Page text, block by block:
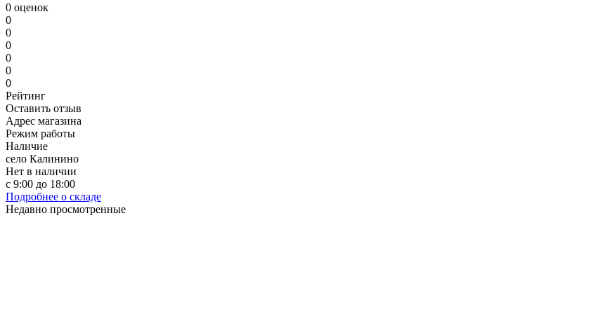
0 оценок
0
0
0
0
0
0
Рейтинг
Оставить отзыв
Адрес магазина
Режим работы
Наличие
село Калинино
Нет в наличии
с 9:00 до 18:00
Подробнее о складе
Недавно просмотренные